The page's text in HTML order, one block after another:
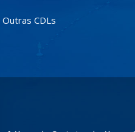
Outras CDLs